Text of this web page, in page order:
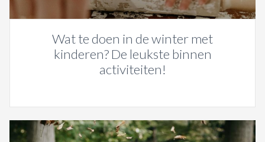
Wat te doen in de winter met
kinderen? De leukste binnen
activiteiten!